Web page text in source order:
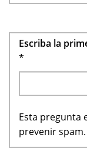
Escriba la
*
Esta pregunta
prevenir spam.